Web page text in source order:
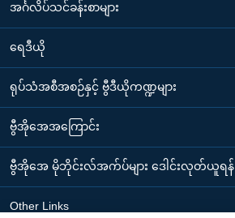
အင်္ဂလိပ်သင်ခန်းစာများ
ရေဒီယို
ရုပ်သံအစီအစဉ်နှင့် ဗွီဒီယိုကဏ္ဍများ
ဗွီအိုအေအကြောင်း
ဗွီအိုအေ မိုဘိုင်းလ်အက်ပ်များ ဒေါင်းလုတ်ယူရန်
Other Links